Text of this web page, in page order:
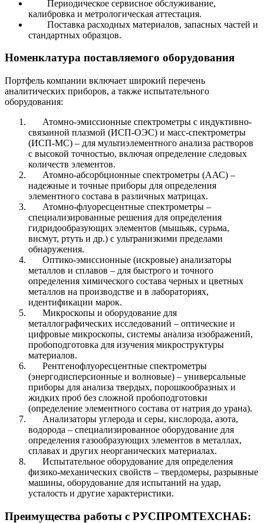
Периодическое сервисное обслуживание,
калибровка и метрологическая аттестация.
Поставка расходных материалов, запасных частей и
стандартных образцов.
Номенклатура поставляемого оборудования
Портфель компании включает широкий перечень
аналитических приборов, а также испытательного
оборудования:
Атомно-эмиссионные спектрометры с индуктивно-
связанной плазмой (ИСП-ОЭС) и масс-спектрометры
(ИСП-МС) – для мультиэлементного анализа растворов
с высокой точностью, включая определение следовых
количеств элементов.
Атомно-абсорбционные спектрометры (ААС) –
надежные и точные приборы для определения
элементного состава в различных матрицах.
Атомно-флуоресцентные спектрометры –
специализированные решения для определения
гидридообразующих элементов (мышьяк, сурьма,
висмут, ртуть и др.) с ультранизкими пределами
обнаружения.
Оптико-эмиссионные (искровые) анализаторы
металлов и сплавов – для быстрого и точного
определения химического состава черных и цветных
металлов на производстве и в лабораториях,
идентификации марок.
Микроскопы и оборудование для
металлографических исследований – оптические и
цифровые микроскопы, системы анализа изображений,
пробоподготовка для изучения микроструктуры
материалов.
Рентгенофлуоресцентные спектрометры
(энергодисперсионные и волновые) – универсальные
приборы для анализа твердых, порошкообразных и
жидких проб без сложной пробоподготовки
(определение элементного состава от натрия до урана).
Анализаторы углерода и серы, кислорода, азота,
водорода – специализированное оборудование для
определения газообразующих элементов в металлах,
сплавах и других неорганических материалах.
Испытательное оборудование для определения
физико-механических свойств – твердомеры, разрывные
машины, оборудование для испытаний на удар,
усталость и другие характеристики.
Преимущества работы с РУСПРОМТЕХСНАБ: